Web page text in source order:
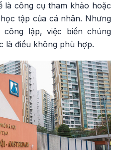
là công cụ tham khảo hoặc
tập của cá nhân. Nhưng
lập, việc biến chúng
là điều không phù hợp.